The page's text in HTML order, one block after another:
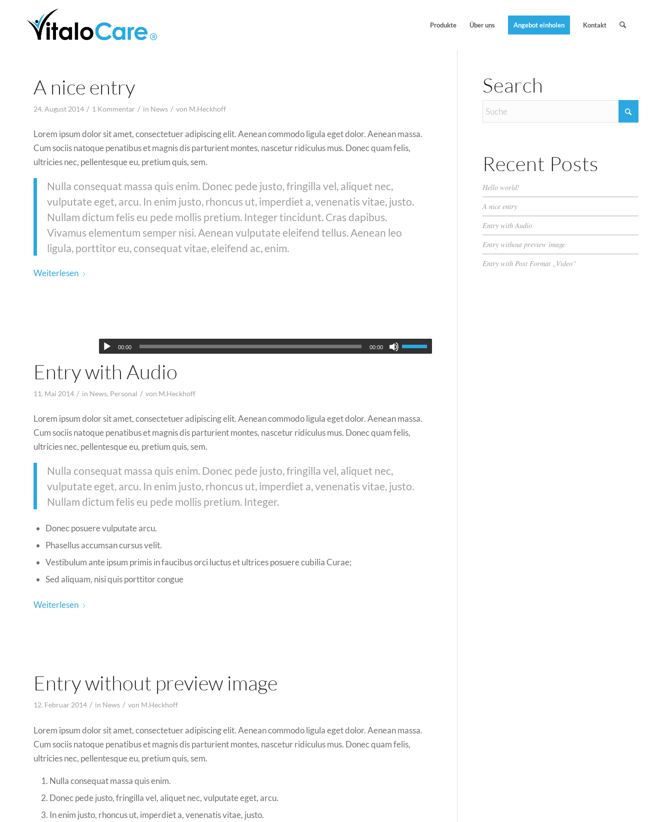
Produkte Über uns Angebot einholen Kontakt
A nice entry
24. August 2014 / 1 Kommentar / in News / von M.Heckhoff
Lorem ipsum dolor sit amet, consectetuer adipiscing elit. Aenean commodo ligula eget dolor. Aenean massa.
Cum sociis natoque penatibus et magnis dis parturient montes, nascetur ridiculus mus. Donec quam felis,
ultricies nec, pellentesque eu, pretium quis, sem.
Nulla consequat massa quis enim. Donec pede justo, fringilla vel, aliquet nec,
vulputate eget, arcu. In enim justo, rhoncus ut, imperdiet a, venenatis vitae, justo.
Nullam dictum felis eu pede mollis pretium. Integer tincidunt. Cras dapibus.
Vivamus elementum semper nisi. Aenean vulputate eleifend tellus. Aenean leo
ligula, porttitor eu, consequat vitae, eleifend ac, enim.
Weiterlesen
00:00 00:00
Entry with Audio
11. Mai 2014 / in News, Personal / von M.Heckhoff
Lorem ipsum dolor sit amet, consectetuer adipiscing elit. Aenean commodo ligula eget dolor. Aenean massa.
Cum sociis natoque penatibus et magnis dis parturient montes, nascetur ridiculus mus. Donec quam felis,
ultricies nec, pellentesque eu, pretium quis, sem.
Nulla consequat massa quis enim. Donec pede justo, fringilla vel, aliquet nec,
vulputate eget, arcu. In enim justo, rhoncus ut, imperdiet a, venenatis vitae, justo.
Nullam dictum felis eu pede mollis pretium. Integer.
Donec posuere vulputate arcu.
Phasellus accumsan cursus velit.
Vestibulum ante ipsum primis in faucibus orci luctus et ultrices posuere cubilia Curae;
Sed aliquam, nisi quis porttitor congue
Weiterlesen
Entry without preview image
12. Februar 2014 / in News / von M.Heckhoff
Lorem ipsum dolor sit amet, consectetuer adipiscing elit. Aenean commodo ligula eget dolor. Aenean massa.
Cum sociis natoque penatibus et magnis dis parturient montes, nascetur ridiculus mus. Donec quam felis,
ultricies nec, pellentesque eu, pretium quis, sem.
Nulla consequat massa quis enim.
Donec pede justo, fringilla vel, aliquet nec, vulputate eget, arcu.
In enim justo, rhoncus ut, imperdiet a, venenatis vitae, justo.
Search
Recent Posts
Hello world!
A nice entry
Entry with Audio
Entry without preview image
Entry with Post Format „Video“